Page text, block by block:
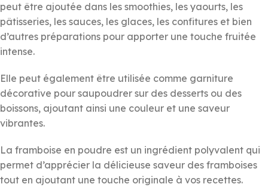
peut être ajoutée dans les smoothies, les yaourts, les
pâtisseries, les sauces, les glaces, les confitures et bien
d’autres préparations pour apporter une touche fruitée
intense.
Elle peut également être utilisée comme garniture
décorative pour saupoudrer sur des desserts ou des
boissons, ajoutant ainsi une couleur et une saveur
vibrantes.
La framboise en poudre est un ingrédient polyvalent qui
permet d’apprécier la délicieuse saveur des framboises
tout en ajoutant une touche originale à vos recettes.